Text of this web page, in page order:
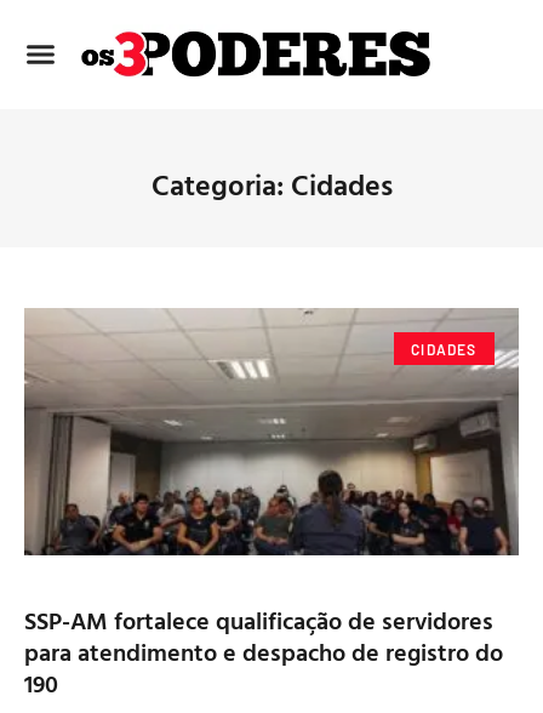
Categoria: Cidades
CIDADES
SSP-AM fortalece qualificação de servidores
para atendimento e despacho de registro do
190